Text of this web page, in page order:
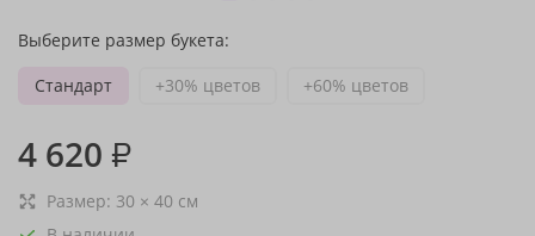
Выберите размер букета:
Стандарт
+30% цветов +60% цветов
4 620 ₽
Размер: 30 × 40 см